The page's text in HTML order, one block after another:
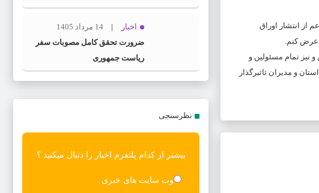
از انتشار اوراق
عرض کنم.
نیز تمام مسئولین و
و مدیران تاثیرگذار
اخبار
14 مرداد 1405
ضرورت تحقق کامل مصوبات سفر
ریاست‌ جمهوری
نظرسنجی
بیشتر از کدام پلتفرم اخبار را دنبال میکنید ؟
وب سایت های خبری